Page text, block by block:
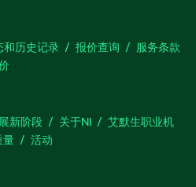
和历史记录 报价查询
服务条款
新阶段 关于NI
艾默生职业机
量 活动